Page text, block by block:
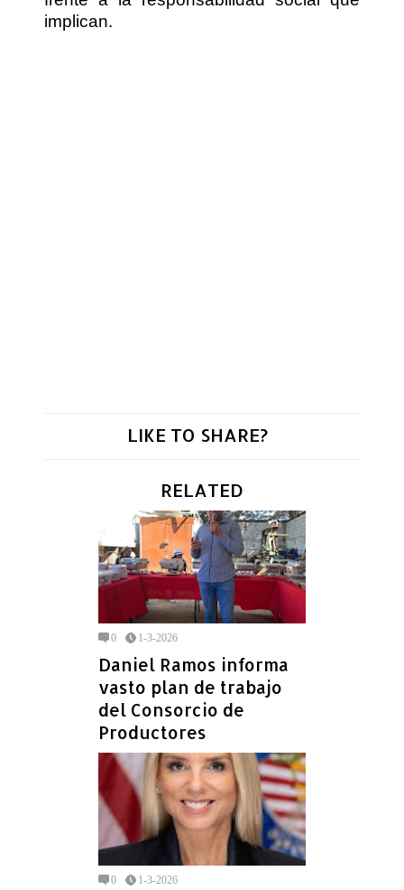
implican.
LIKE TO SHARE?
RELATED
0 1-3-2026
Daniel Ramos informa
vasto plan de trabajo
del Consorcio de
Productores
0 1-3-2026